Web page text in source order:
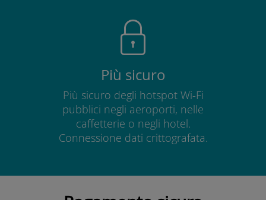
Più sicuro
Più sicuro degli hotspot Wi-Fi
pubblici negli aeroporti, nelle
caffetterie o negli hotel.
Connessione dati crittografata.